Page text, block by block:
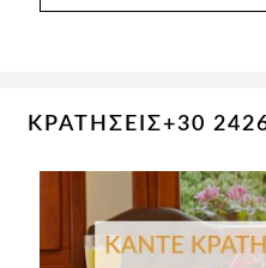
ΚΡΑΤΗΣΕΙΣ+30